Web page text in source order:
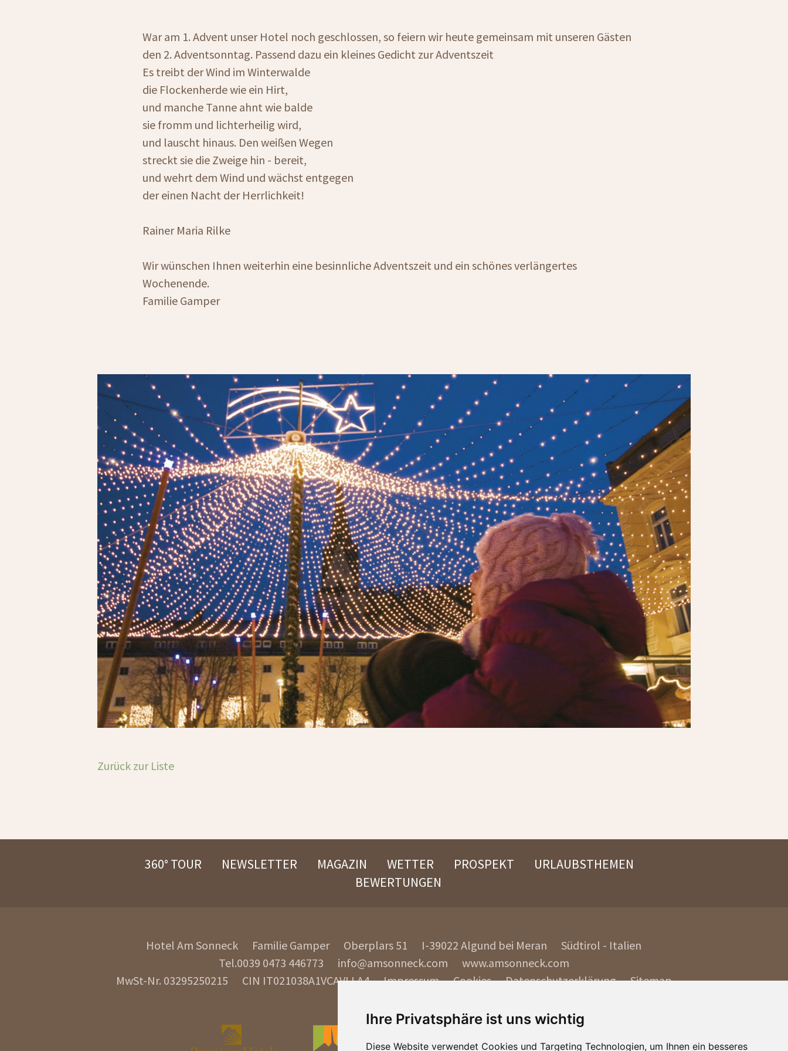
Ihre Privatsphäre ist uns wichtig
Diese Website verwendet Cookies und Targeting Technologien, um Ihnen ein besseres
War am 1. Advent unser Hotel noch geschlossen, so feiern wir heute gemeinsam mit unseren Gästen
den 2. Adventsonntag. Passend dazu ein kleines Gedicht zur Adventszeit
Es treibt der Wind im Winterwalde
die Flockenherde wie ein Hirt,
und manche Tanne ahnt wie balde
sie fromm und lichterheilig wird,
und lauscht hinaus. Den weißen Wegen
streckt sie die Zweige hin - bereit,
und wehrt dem Wind und wächst entgegen
der einen Nacht der Herrlichkeit!
Rainer Maria Rilke
Wir wünschen Ihnen weiterhin eine besinnliche Adventszeit und ein schönes verlängertes
Wochenende.
Familie Gamper
Zurück zur Liste
360° TOUR NEWSLETTER MAGAZIN WETTER PROSPEKT
URLAUBSTHEMEN
BEWERTUNGEN
Hotel Am Sonneck Familie Gamper Oberplars 51 I-39022 Algund bei Meran
Südtirol - Italien
Tel.0039 0473 446773 info@amsonneck.com
www.amsonneck.com
MwSt-Nr. 03295250215
CIN IT021038A1VCAVLLA4 Impressum Cookies Datenschutzerklärung Sitemap